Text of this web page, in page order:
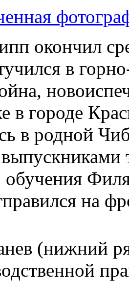
окончил
в
в городе
в родной
обучения
на
(нижний